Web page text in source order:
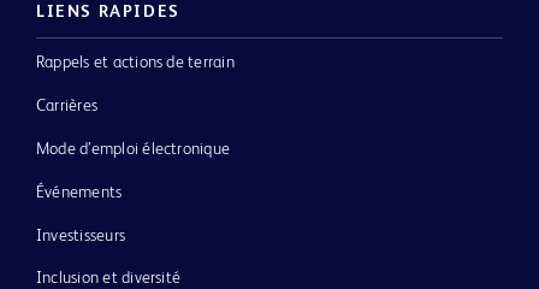
LIENS RAPIDES
Rappels et actions de terrain
Carrières
Mode d’emploi électronique
Événements
Investisseurs
Inclusion et diversité